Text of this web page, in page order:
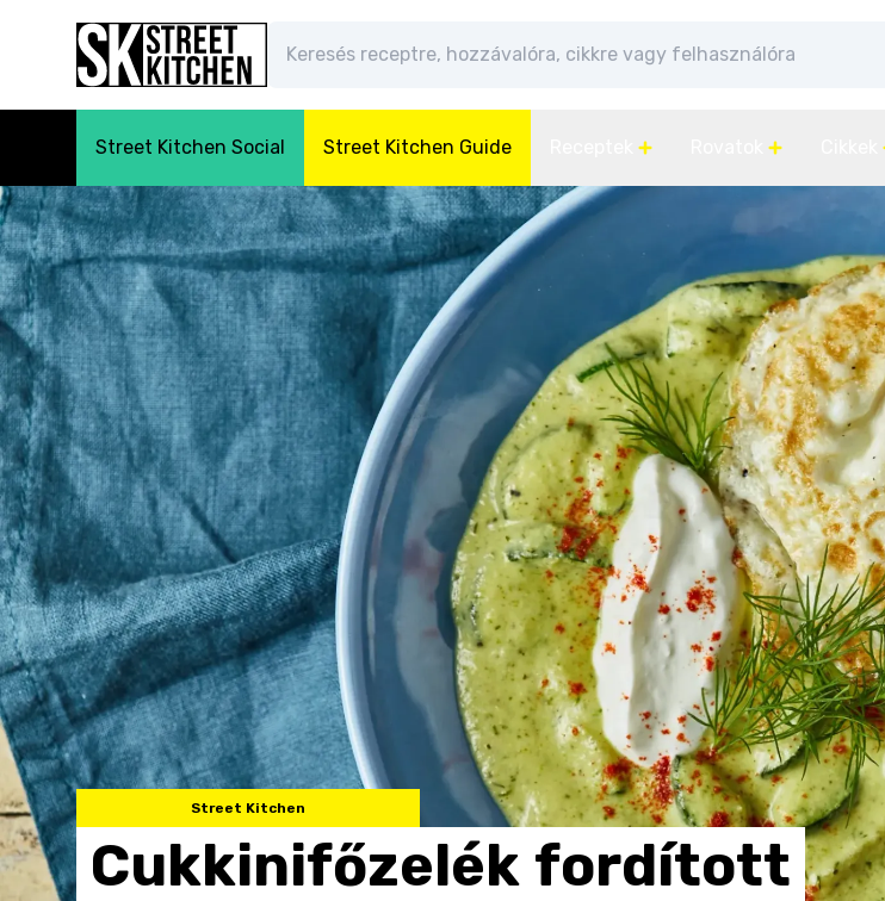
Street Kitchen Social Street Kitchen Guide
Street Kitchen
Cukkinifőzelék fordított